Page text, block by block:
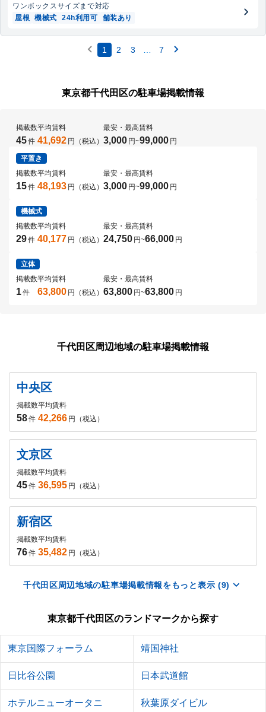
ワンボックスサイズまで対応
屋根 機械式 24h利用可 舗装あり
1 2 3 7
東京都千代田区の駐車場掲載情報
掲載数
45件
平均賃料
41,692 円（税込）
最安・最高賃料
3,000 円~99,000 円
平置き
掲載数
15件
平均賃料
48,193 円（税込）
最安・最高賃料
3,000 円~99,000 円
機械式
掲載数
29件
平均賃料
40,177 円（税込）
最安・最高賃料
24,750 円~66,000 円
立体
掲載数
1件
平均賃料
63,800 円（税込）
最安・最高賃料
63,800 円~63,800 円
千代田区周辺地域の駐車場掲載情報
中央区
掲載数
58件
平均賃料
42,266 円（税込）
文京区
掲載数
45件
平均賃料
36,595 円（税込）
新宿区
掲載数
76件
平均賃料
35,482 円（税込）
千代田区周辺地域の駐車場掲載情報をもっと表示 (9)
東京都千代田区のランドマークから探す
東京国際フォーラム 靖国神社
日比谷公園 日本武道館
ホテルニューオータニ 秋葉原ダイビル